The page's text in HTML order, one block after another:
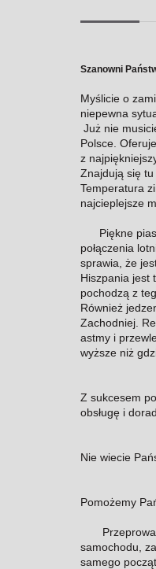
Szanowni
Myślicie o
niepewna
Już nie
Polsce.
z
Znajdują się tu
Temperatura
najcieplejsze
Piękne
połączenia
sprawia, że
Hiszpania jest
pochodzą z
Również
Zachodniej.
astmy i
wyższe niż
Z sukcesem
obsługę i
Nie wiecie
Pomożemy
samochodu,
samego